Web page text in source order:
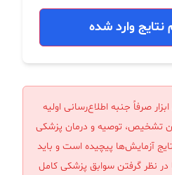
نتایج وارد شده
صرفاً جنبه اطلاع‌رسانی اولیه
تشخیص، توصیه و درمان پزشکی
آزمایش‌ها پیچیده است و باید
نظر گرفتن سوابق پزشکی کامل